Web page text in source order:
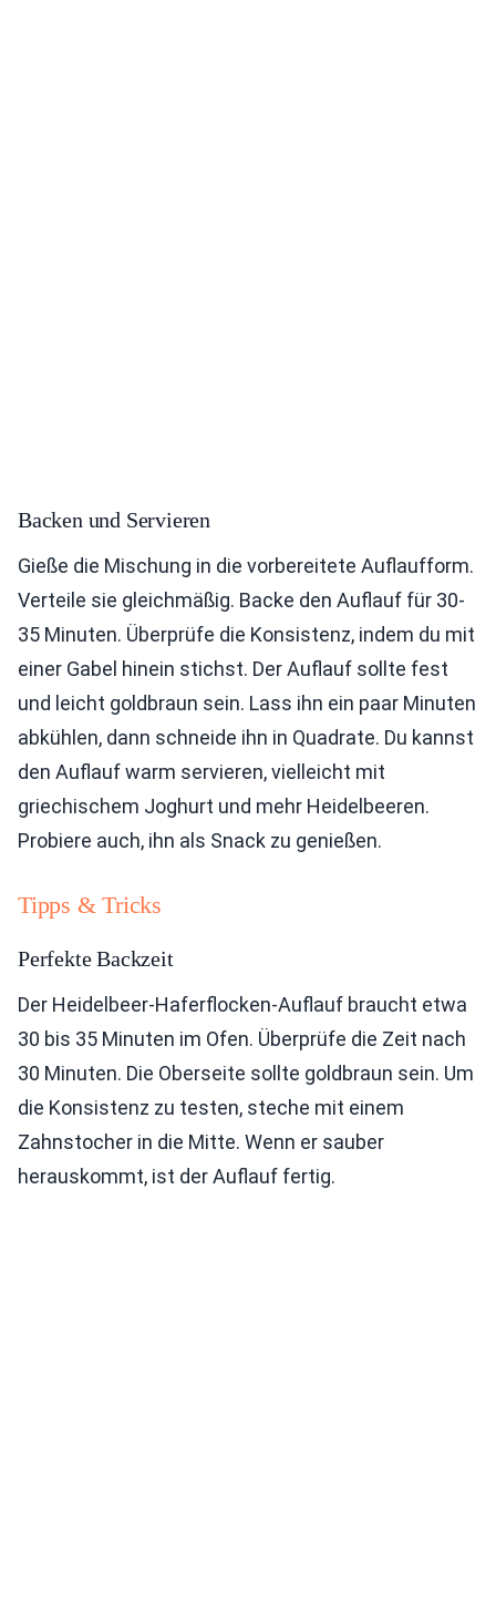
Backen und Servieren
Gieße die Mischung in die vorbereitete Auflaufform.
Verteile sie gleichmäßig. Backe den Auflauf für 30-
35 Minuten. Überprüfe die Konsistenz, indem du mit
einer Gabel hinein stichst. Der Auflauf sollte fest
und leicht goldbraun sein. Lass ihn ein paar Minuten
abkühlen, dann schneide ihn in Quadrate. Du kannst
den Auflauf warm servieren, vielleicht mit
griechischem Joghurt und mehr Heidelbeeren.
Probiere auch, ihn als Snack zu genießen.
Tipps & Tricks
Perfekte Backzeit
Der Heidelbeer-Haferflocken-Auflauf braucht etwa
30 bis 35 Minuten im Ofen. Überprüfe die Zeit nach
30 Minuten. Die Oberseite sollte goldbraun sein. Um
die Konsistenz zu testen, steche mit einem
Zahnstocher in die Mitte. Wenn er sauber
herauskommt, ist der Auflauf fertig.